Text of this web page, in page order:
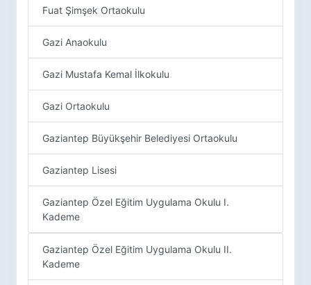
Fuat Şimşek Ortaokulu
Gazi Anaokulu
Gazi Mustafa Kemal İlkokulu
Gazi Ortaokulu
Gaziantep Büyükşehir Belediyesi Ortaokulu
Gaziantep Lisesi
Gaziantep Özel Eğitim Uygulama Okulu I.
Kademe
Gaziantep Özel Eğitim Uygulama Okulu II.
Kademe